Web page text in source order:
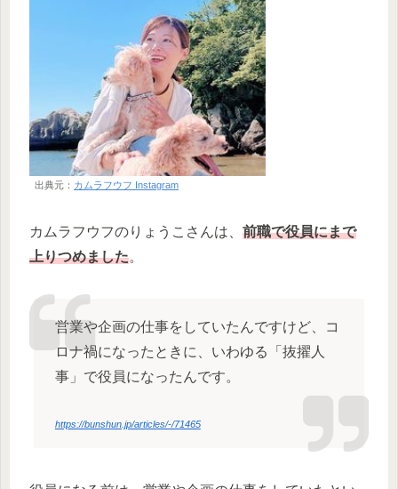
出典元： カムラフウフ Instagram
カムラフウフのりょうこさんは、 前職で役員にまで
上りつめました。
営業や企画の仕事をしていたんですけど、コ
ロナ禍になったときに、いわゆる「抜擢人
事」で役員になったんです。
https://bunshun.jp/articles/-/71465